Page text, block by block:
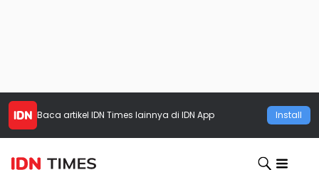
Baca artikel IDN Times lainnya di IDN App Install